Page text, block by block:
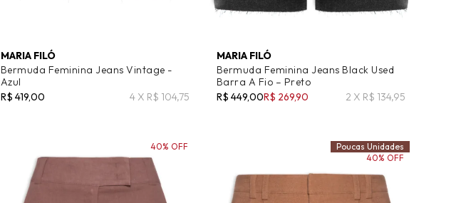
MARIA FILÓ
Bermuda Feminina Jeans Vintage -
Azul
R$ 419,00
4 X R$ 104,75
MARIA FILÓ
Bermuda Feminina Jeans Black Used
Barra A Fio – Preto
R$ 449,00R$ 269,90 2 X R$ 134,95
40% OFF
Poucas Unidades
40% OFF